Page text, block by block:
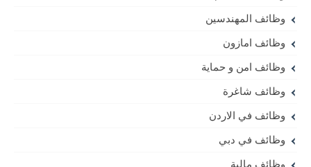
وظائف المهندسين
وظائف امازون
وظائف امن و حماية
وظائف شاغرة
وظائف في الاردن
وظائف في دبي
وظائف مالية